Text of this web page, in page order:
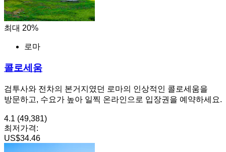
최대 20%
로마
콜로세움
검투사와 전차의 본거지였던 로마의 인상적인 콜로세움을
방문하고, 수요가 높아 일찍 온라인으로 입장권을 예약하세요.
4.1 (49,381)
최저가격:
US$34.46